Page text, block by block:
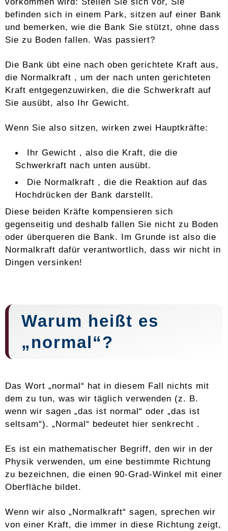
befinden sich in einem Park, sitzen auf einer Bank
und bemerken, wie die Bank Sie stützt, ohne dass
Sie zu Boden fallen. Was passiert?
Die Bank übt eine nach oben gerichtete Kraft aus,
die Normalkraft , um der nach unten gerichteten
Kraft entgegenzuwirken, die die Schwerkraft auf
Sie ausübt, also Ihr Gewicht.
Wenn Sie also sitzen, wirken zwei Hauptkräfte:
Ihr Gewicht , also die Kraft, die die
Schwerkraft nach unten ausübt.
Die Normalkraft , die die Reaktion auf das
Hochdrücken der Bank darstellt.
Diese beiden Kräfte kompensieren sich
gegenseitig und deshalb fallen Sie nicht zu Boden
oder überqueren die Bank. Im Grunde ist also die
Normalkraft dafür verantwortlich, dass wir nicht in
Dingen versinken!
Warum heißt es
„normal“?
Das Wort „normal“ hat in diesem Fall nichts mit
dem zu tun, was wir täglich verwenden (z. B.
wenn wir sagen „das ist normal“ oder „das ist
seltsam“). „Normal“ bedeutet hier senkrecht .
Es ist ein mathematischer Begriff, den wir in der
Physik verwenden, um eine bestimmte Richtung
zu bezeichnen, die einen 90-Grad-Winkel mit einer
Oberfläche bildet.
Wenn wir also „Normalkraft“ sagen, sprechen wir
von einer Kraft, die immer in diese Richtung zeigt,